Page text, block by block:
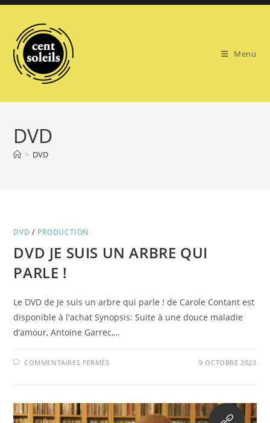
Skip
content
Menu
DVD
> DVD
DVD / PRODUCTION
DVD JE SUIS UN ARBRE QUI
PARLE !
Le DVD de Je suis un arbre qui parle ! de Carole Contant est
disponible à l'achat Synopsis: Suite à une douce maladie
dʼamour, Antoine Garrec,…
COMMENTAIRES FERMÉSSUR
ARBRE
QUI
PARLE
9 OCTOBRE 2023